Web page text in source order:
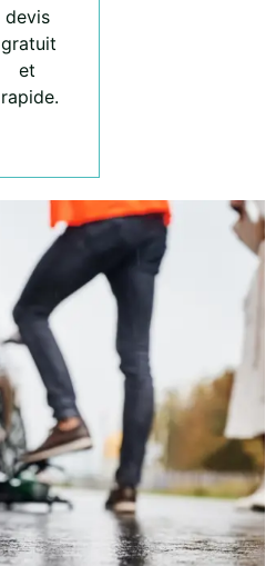
devis
gratuit
et
rapide.